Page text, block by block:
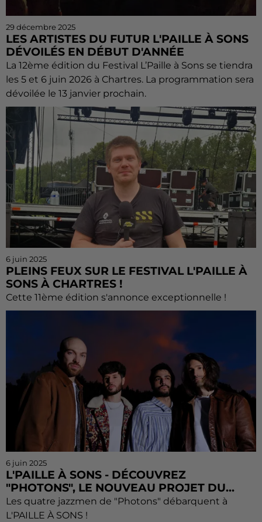
29 décembre 2025
LES ARTISTES DU FUTUR L'PAILLE À SONS
DÉVOILÉS EN DÉBUT D'ANNÉE
La 12ème édition du Festival L’Paille à Sons se tiendra
les 5 et 6 juin 2026 à Chartres. La programmation sera
dévoilée le 13 janvier prochain.
6 juin 2025
PLEINS FEUX SUR LE FESTIVAL L'PAILLE À
SONS À CHARTRES !
Cette 11ème édition s'annonce exceptionnelle !
6 juin 2025
L'PAILLE À SONS - DÉCOUVREZ
"PHOTONS", LE NOUVEAU PROJET DU...
Les quatre jazzmen de "Photons" débarquent à
L'PAILLE À SONS !